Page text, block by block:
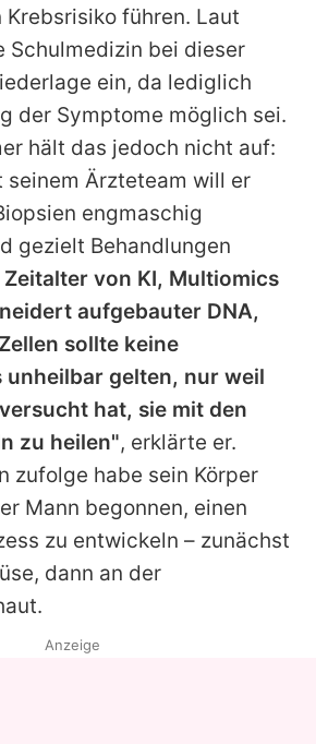
Krebsrisiko führen. Laut
Schulmedizin bei dieser
ein, da lediglich
der Symptome möglich sei.
hält das jedoch nicht auf:
seinem Ärzteteam will er
engmaschig
gezielt Behandlungen
Zeitalter von KI, Multiomics
aufgebauter DNA,
sollte keine
unheilbar gelten, nur weil
hat, sie mit den
zu heilen", erklärte er.
zufolge habe sein Körper
Mann begonnen, einen
zu entwickeln – zunächst
dann an der
Anzeige